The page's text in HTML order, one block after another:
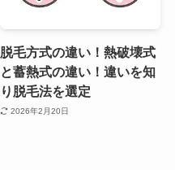
脱毛方式の違い！熱破壊式
と蓄熱式の違い！違いを知
り脱毛法を選定
2026年2月20日